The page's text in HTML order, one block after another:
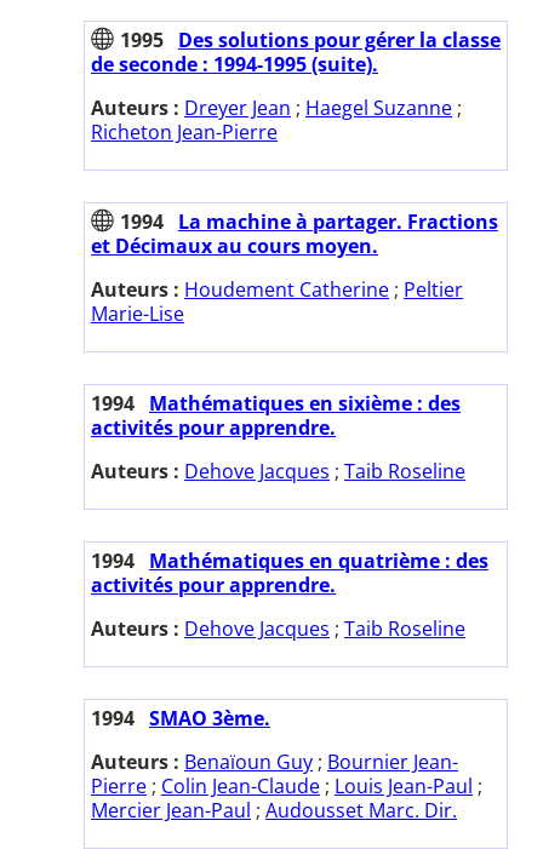
1995 Des solutions pour gérer la classe
de seconde : 1994-1995 (suite).
Auteurs : Dreyer Jean ; Haegel Suzanne ;
Richeton Jean-Pierre
1994 La machine à partager. Fractions
et Décimaux au cours moyen.
Auteurs : Houdement Catherine ; Peltier
Marie-Lise
1994 Mathématiques en sixième : des
activités pour apprendre.
Auteurs : Dehove Jacques ; Taib Roseline
1994 Mathématiques en quatrième : des
activités pour apprendre.
Auteurs : Dehove Jacques ; Taib Roseline
1994 SMAO 3ème.
Auteurs : Benaïoun Guy ; Bournier Jean-
Pierre ; Colin Jean-Claude ; Louis Jean-Paul ;
Mercier Jean-Paul ; Audousset Marc. Dir.